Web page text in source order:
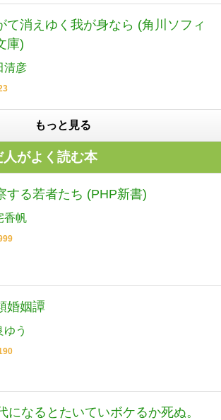
て消えゆく我が身なら (角川ソフィ
庫)
清彦
もっと見る
がよく読む本
する若者たち (PHP新書)
香帆
婚姻譚
ゆう
になるとたいていボケるか死ぬ。